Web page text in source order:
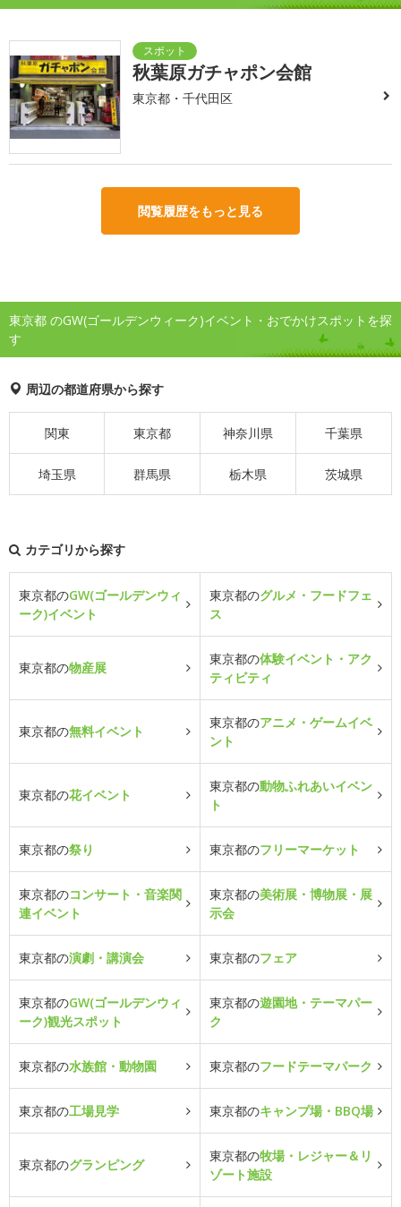
秋葉原ガチャポン会館
東京都・千代田区
閲覧履歴をもっと見る
東京都 のGW(ゴールデンウィーク)イベント・おでかけスポットを探
す
周辺の都道府県から探す
関東 東京都 神奈川県 千葉県
埼玉県 群馬県 栃木県 茨城県
カテゴリから探す
東京都のGW(ゴールデンウィ
ーク)イベント
東京都のグルメ・フードフェ
ス
東京都の物産展
東京都の体験イベント・アク
ティビティ
東京都の無料イベント
東京都のアニメ・ゲームイベ
ント
東京都の花イベント
東京都の動物ふれあいイベン
ト
東京都の祭り 東京都のフリーマーケット
東京都のコンサート・音楽関
連イベント
東京都の美術展・博物展・展
示会
東京都の演劇・講演会 東京都のフェア
東京都のGW(ゴールデンウィ
ーク)観光スポット
東京都の遊園地・テーマパー
ク
東京都の水族館・動物園 東京都のフードテーマパーク
東京都の工場見学 東京都のキャンプ場・BBQ場
東京都のグランピング
東京都の牧場・レジャー＆リ
ゾート施設